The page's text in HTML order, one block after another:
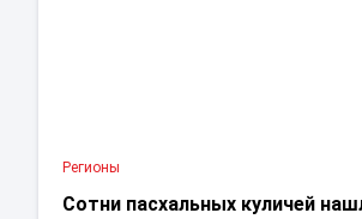
Регионы
Сотни пасхальных куличей